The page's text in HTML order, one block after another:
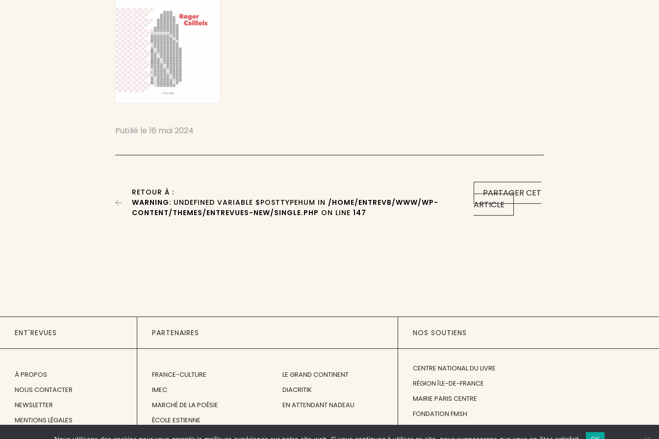
Publié le16 mai 2024
PARTAGER CET
ARTICLE
RETOUR À :
WARNING: UNDEFINED VARIABLE $POSTTYPEHUM IN /HOME/ENTREVB/WWW/WP-
CONTENT/THEMES/ENTREVUES-NEW/SINGLE.PHP ON LINE147
ENT'REVUES
À PROPOS
NOUS CONTACTER
NEWSLETTER
MENTIONS LÉGALES
PARTENAIRES
FRANCE-CULTURE
IMEC
MARCHÉ DE LA POÉSIE
ÉCOLE ESTIENNE
LE GRAND CONTINENT
DIACRITIK
EN ATTENDANT NADEAU
NOS SOUTIENS
CENTRE NATIONAL DU LIVRE
RÉGION ÎLE-DE-FRANCE
MAIRIE PARIS CENTRE
FONDATION FMSH